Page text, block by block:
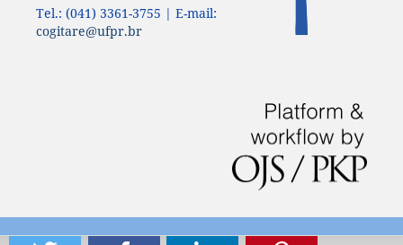
Tel.: (041) 3361-3755 | E-mail:
cogitare@ufpr.br